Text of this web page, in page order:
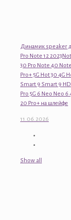
Динамик speaker
Pro Note 12
30 Pro Note 40
Pro+ 5G Hot 30 4G
Smart 9 Smart 9 HD
Pro 5G 6 Neo Neo 6
20 Pro+ на шлейфе
11.06.2026
Show all